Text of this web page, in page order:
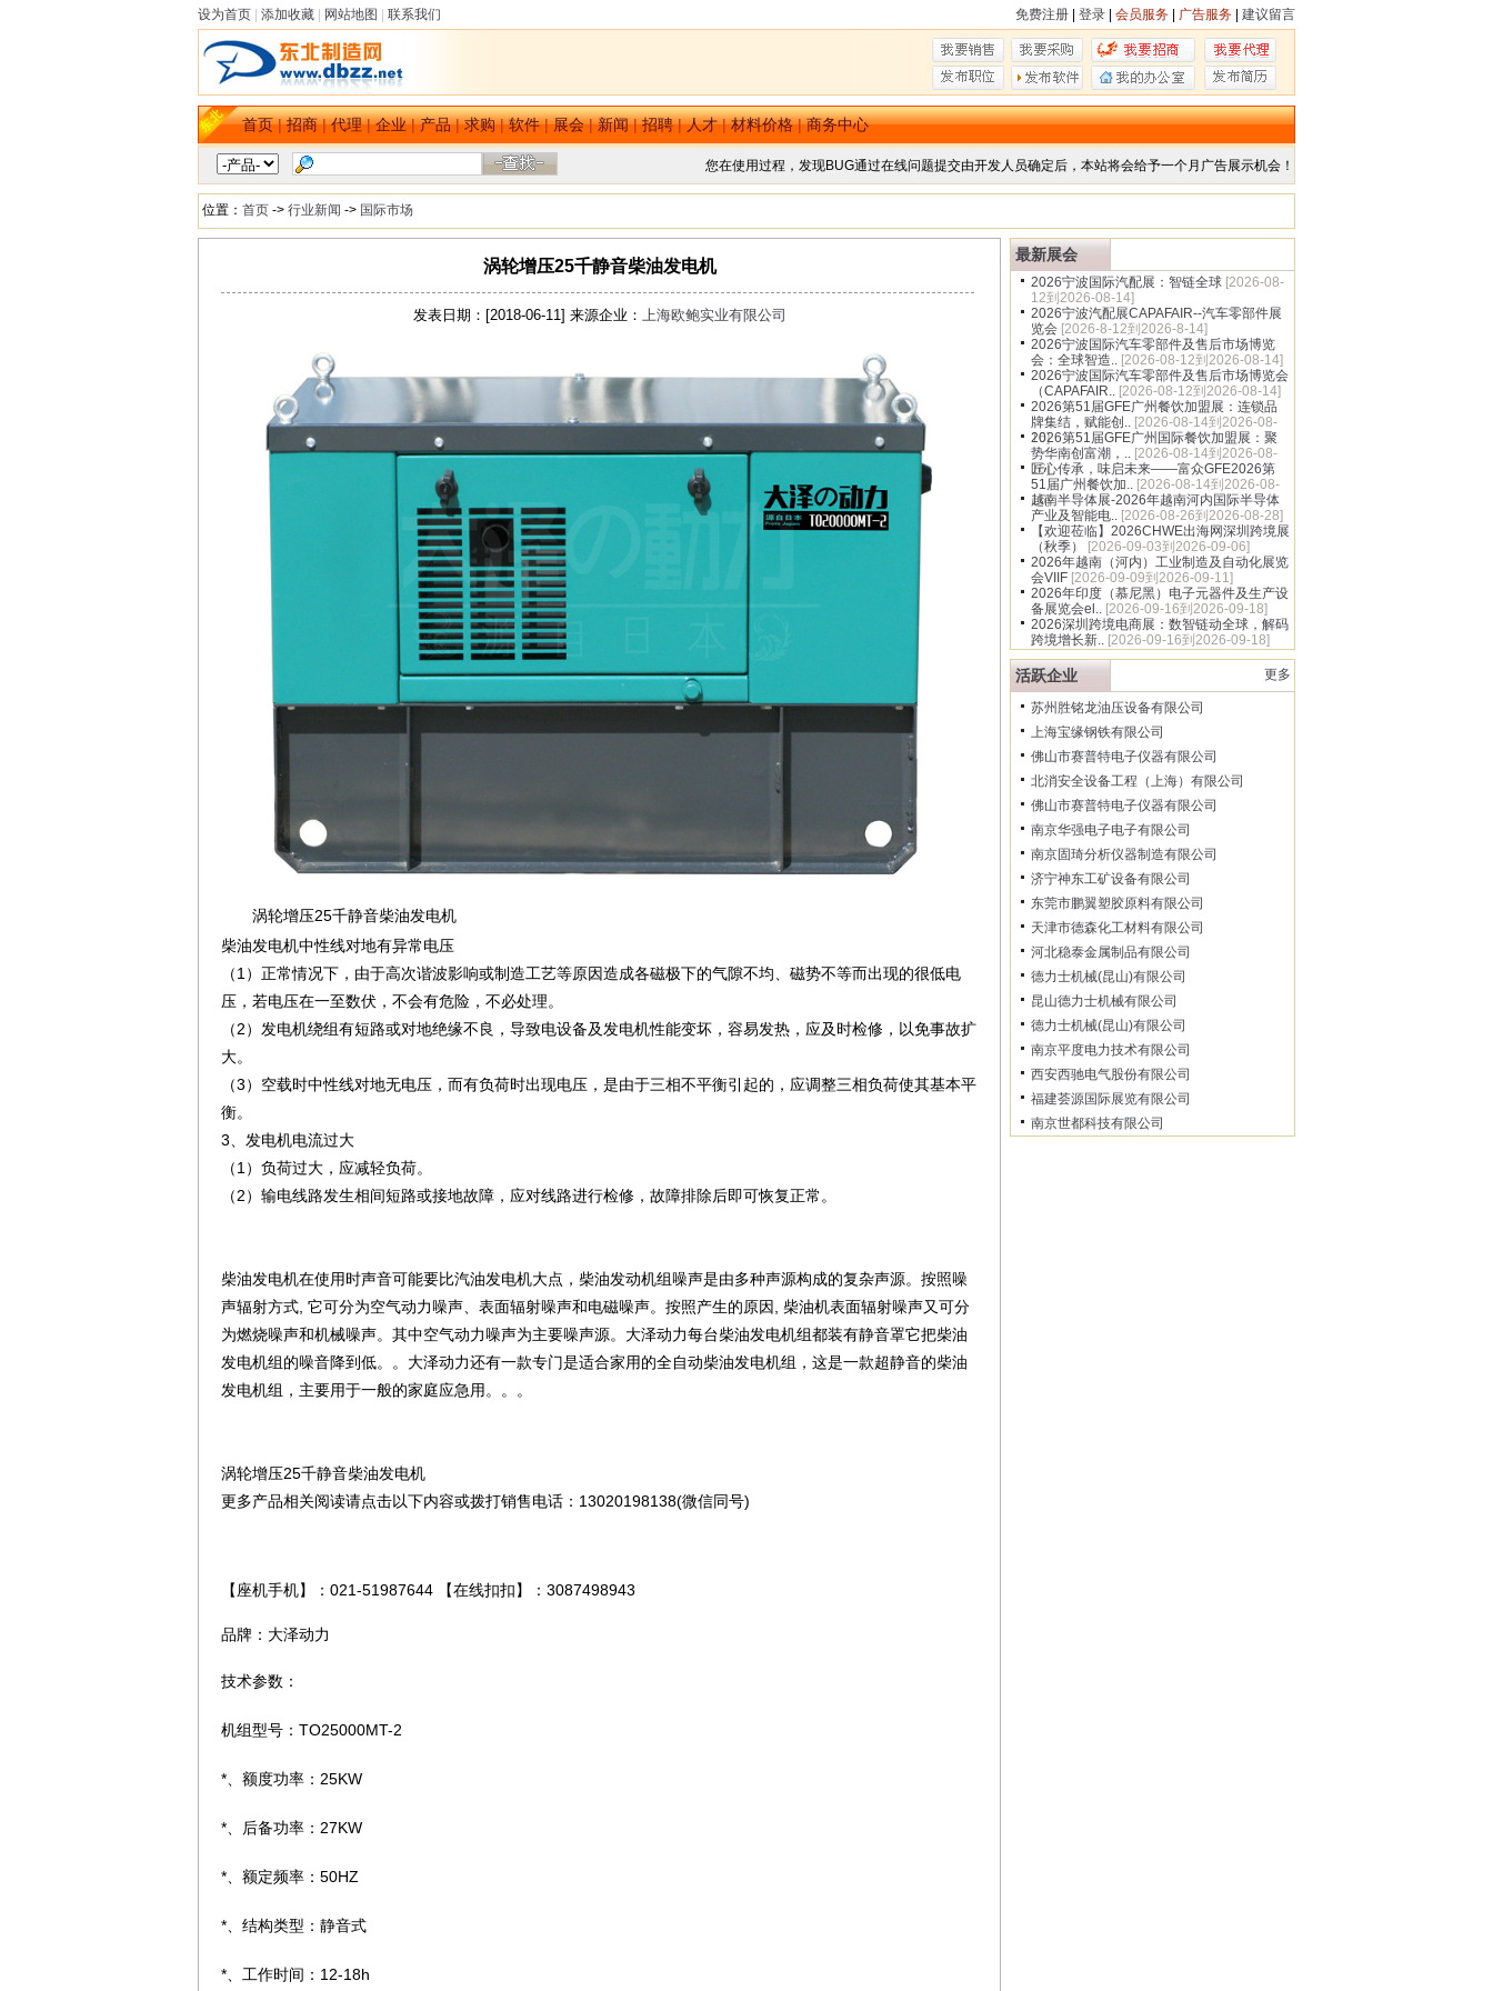
设为首页 添加收藏 网站地图 联系我们 免费注册 登录 会员服务 广告服务 建议留言
首页|招商|代理|企业|产品|求购|软件|展会|新闻|招聘|人才|材料价格|商务中心
您在使用过程，发现BUG通过在线问题提交由开发人员确定后，本站将会给予一个月广告展示机会！
位置： 首页 -> 行业新闻 -> 国际市场
涡轮增压25千静音柴油发电机
发表日期：[2018-06-11] 来源企业： 上海欧鲍实业有限公司
涡轮增压25千静音柴油发电机
柴油发电机中性线对地有异常电压
（1）正常情况下，由于高次谐波影响或制造工艺等原因造成各磁极下的气隙不均、磁势不等而出现的很低电
压，若电压在一至数伏，不会有危险，不必处理。
（2）发电机绕组有短路或对地绝缘不良，导致电设备及发电机性能变坏，容易发热，应及时检修，以免事故扩
大。
（3）空载时中性线对地无电压，而有负荷时出现电压，是由于三相不平衡引起的，应调整三相负荷使其基本平
衡。
3、发电机电流过大
（1）负荷过大，应减轻负荷。
（2）输电线路发生相间短路或接地故障，应对线路进行检修，故障排除后即可恢复正常。
柴油发电机在使用时声音可能要比汽油发电机大点，柴油发动机组噪声是由多种声源构成的复杂声源。按照噪
声辐射方式, 它可分为空气动力噪声、表面辐射噪声和电磁噪声。按照产生的原因, 柴油机表面辐射噪声又可分
为燃烧噪声和机械噪声。其中空气动力噪声为主要噪声源。大泽动力每台柴油发电机组都装有静音罩它把柴油
发电机组的噪音降到低。。大泽动力还有一款专门是适合家用的全自动柴油发电机组，这是一款超静音的柴油
发电机组，主要用于一般的家庭应急用。。。
涡轮增压25千静音柴油发电机
更多产品相关阅读请点击以下内容或拨打销售电话：13020198138(微信同号)
【座机手机】：021-51987644 【在线扣扣】：3087498943
品牌：大泽动力
技术参数：
机组型号：TO25000MT-2
*、额度功率：25KW
*、后备功率：27KW
*、额定频率：50HZ
*、结构类型：静音式
*、工作时间：12-18h
最新展会
2026宁波国际汽配展：智链全球 [2026-08-
12到2026-08-14]
2026宁波汽配展CAPAFAIR--汽车零部件展
览会 [2026-8-12到2026-8-14]
2026宁波国际汽车零部件及售后市场博览
会：全球智造.. [2026-08-12到2026-08-14]
2026宁波国际汽车零部件及售后市场博览会
（CAPAFAIR.. [2026-08-12到2026-08-14]
2026第51届GFE广州餐饮加盟展：连锁品
牌集结，赋能创.. [2026-08-14到2026-08-
16]
2026第51届GFE广州国际餐饮加盟展：聚
势华南创富潮，.. [2026-08-14到2026-08-
16]
匠心传承，味启未来——富众GFE2026第
51届广州餐饮加.. [2026-08-14到2026-08-
16]
越南半导体展-2026年越南河内国际半导体
产业及智能电.. [2026-08-26到2026-08-28]
【欢迎莅临】2026CHWE出海网深圳跨境展
（秋季）
[2026-09-03到2026-09-06]
2026年越南（河内）工业制造及自动化展览
会VIIF [2026-09-09到2026-09-11]
2026年印度（慕尼黑）电子元器件及生产设
备展览会el.. [2026-09-16到2026-09-18]
2026深圳跨境电商展：数智链动全球，解码
跨境增长新.. [2026-09-16到2026-09-18]
活跃企业 更多
苏州胜铭龙油压设备有限公司
上海宝缘钢铁有限公司
佛山市赛普特电子仪器有限公司
北消安全设备工程（上海）有限公司
佛山市赛普特电子仪器有限公司
南京华强电子电子有限公司
南京固琦分析仪器制造有限公司
济宁神东工矿设备有限公司
东莞市鹏翼塑胶原料有限公司
天津市德森化工材料有限公司
河北稳泰金属制品有限公司
德力士机械(昆山)有限公司
昆山德力士机械有限公司
德力士机械(昆山)有限公司
南京平度电力技术有限公司
西安西驰电气股份有限公司
福建荟源国际展览有限公司
南京世都科技有限公司